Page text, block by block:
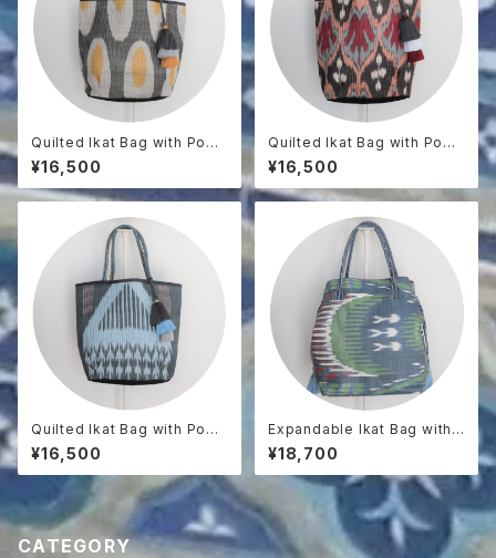
Quilted Ikat Bag with Pom-
Poms
¥16,500
Quilted Ikat Bag with Pom-
Poms
¥16,500
Quilted Ikat Bag with Pom-
Poms
¥16,500
Expandable Ikat Bag with
Tassels
¥18,700
CATEGORY